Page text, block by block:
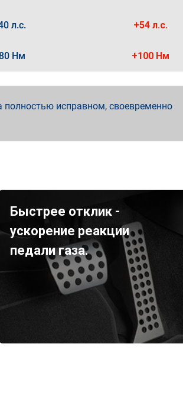
л.с. +54 л.с.
Нм +100 Нм
полностью исправном, своевременно
Быстрее отклик -
ускорение реакции
педали газа.